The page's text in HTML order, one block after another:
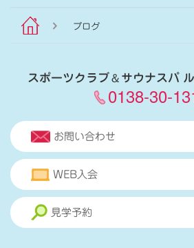
ブログ
スポーツクラブ＆サウナスパ
0138-30-
お問い合わせ
WEB入会
見学予約